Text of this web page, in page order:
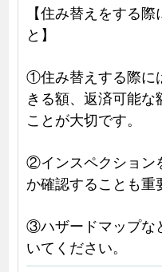
【住み替えをする
と】
①住み替えする際に
きる額、返済可能な
ことが大切です。
②インスペクション
か確認することも重
③ハザードマップな
いてください。